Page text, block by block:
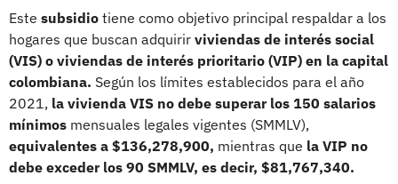
Este subsidio tiene como objetivo principal respaldar a los
hogares que buscan adquirir viviendas de interés social
(VIS) o viviendas de interés prioritario (VIP) en la capital
colombiana. Según los límites establecidos para el año
2021, la vivienda VIS no debe superar los 150 salarios
mínimos mensuales legales vigentes (SMMLV),
equivalentes a $136,278,900, mientras que la VIP no
debe exceder los 90 SMMLV, es decir, $81,767,340.